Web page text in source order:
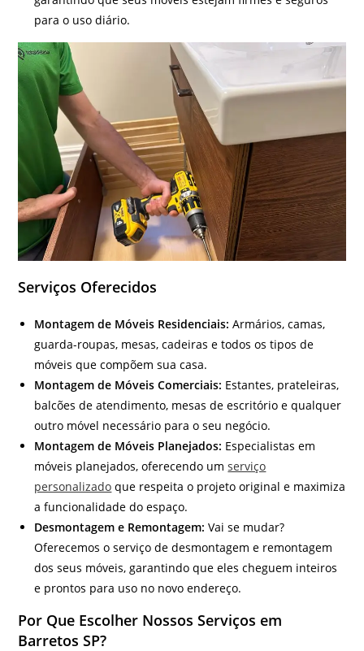
para o uso diário.
Serviços Oferecidos
Montagem de Móveis Residenciais: Armários, camas,
guarda-roupas, mesas, cadeiras e todos os tipos de
móveis que compõem sua casa.
Montagem de Móveis Comerciais: Estantes, prateleiras,
balcões de atendimento, mesas de escritório e qualquer
outro móvel necessário para o seu negócio.
Montagem de Móveis Planejados: Especialistas em
móveis planejados, oferecendo umserviço
personalizado que respeita o projeto original e maximiza
a funcionalidade do espaço.
Desmontagem e Remontagem: Vai se mudar?
Oferecemos o serviço de desmontagem e remontagem
dos seus móveis, garantindo que eles cheguem inteiros
e prontos para uso no novo endereço.
Por Que Escolher Nossos Serviços em
Barretos SP?